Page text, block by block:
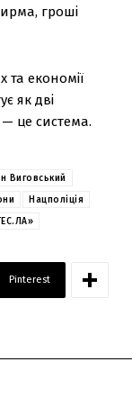
гроші
економії
як дві
це система.
Виговський
Нацполіція
Pinterest